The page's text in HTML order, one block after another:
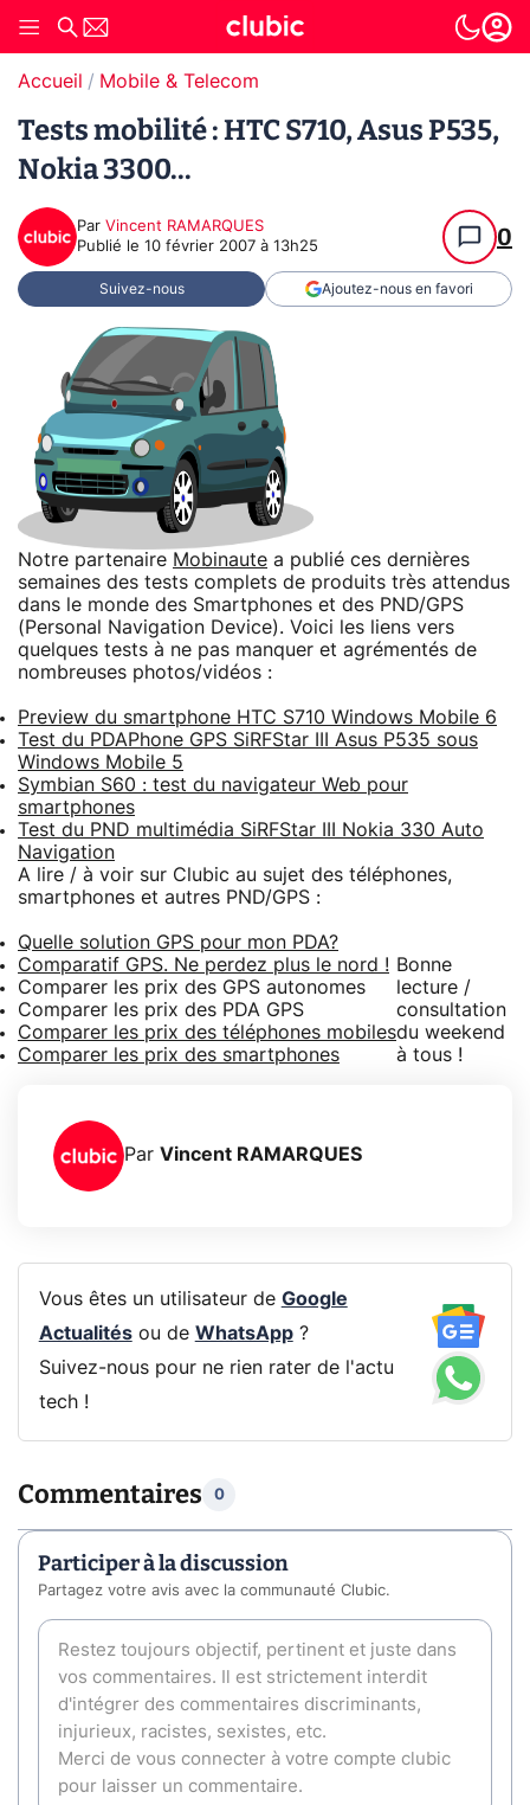
Accueil Mobile & Telecom
Tests mobilité : HTC S710, Asus P535,
Nokia 3300...
Par Vincent RAMARQUES
Publié le 10 février 2007 à 13h25 0
Suivez-nous Ajoutez-nous en favori
Notre partenaire Mobinaute a publié ces dernières
semaines des tests complets de produits très attendus
dans le monde des Smartphones et des PND/GPS
(Personal Navigation Device). Voici les liens vers
quelques tests à ne pas manquer et agrémentés de
nombreuses photos/vidéos :
Preview du smartphone HTC S710 Windows Mobile 6
Test du PDAPhone GPS SiRFStar III Asus P535 sous
Windows Mobile 5
Symbian S60 : test du navigateur Web pour
smartphones
Test du PND multimédia SiRFStar III Nokia 330 Auto
Navigation
A lire / à voir sur Clubic au sujet des téléphones,
smartphones et autres PND/GPS :
Quelle solution GPS pour mon PDA?
Comparatif GPS. Ne perdez plus le nord !
Comparer les prix des GPS autonomes
Comparer les prix des PDA GPS
Comparer les prix des téléphones mobiles
Comparer les prix des smartphones
Bonne
lecture /
consultation
du weekend
à tous !
Par Vincent RAMARQUES
Vous êtes un utilisateur de Google
Actualitésou de WhatsApp?
Suivez-nous pour ne rien rater de l'actu
tech !
Commentaires 0
Participer à la discussion
Partagez votre avis avec la communauté Clubic.